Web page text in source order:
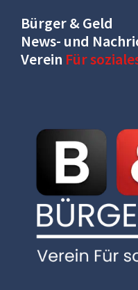
Bürger & Geld
News- und
Verein Für